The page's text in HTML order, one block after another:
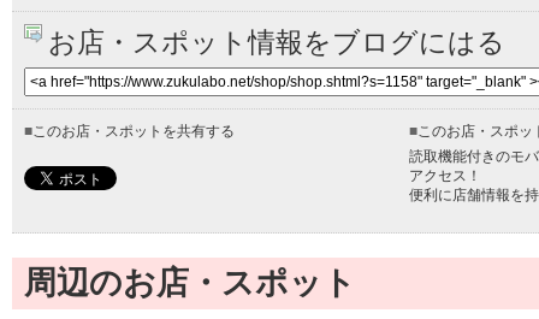
お店・スポット情報をブログにはる
■このお店・スポットを共有する ■このお店・スポッ
読取機能付きのモ
アクセス！
便利に店舗情報を
周辺のお店・スポット